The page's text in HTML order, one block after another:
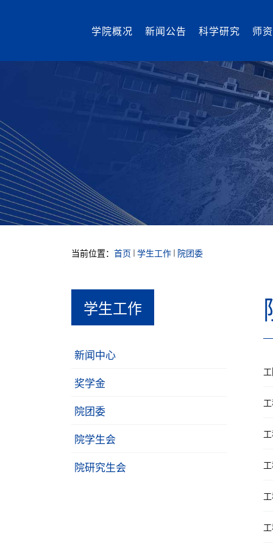
学院概况 新闻公告 科学研究 师
当前位置： 首页 学生工作 院团委
学生工作
新闻中心
奖学金
院团委
院学生会
院研究生会